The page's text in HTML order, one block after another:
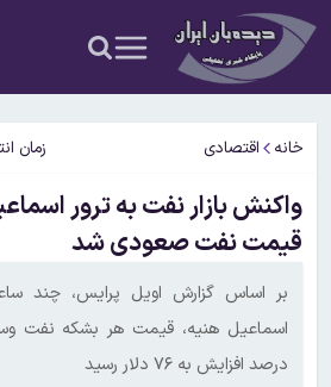
خانه اقتصادی زمان
واکنش بازار نفت به ترور
قیمت نفت صعودی شد
بر اساس گزارش اویل پرایس، چند
درصد افزایش به ۷۶ دلار رسید